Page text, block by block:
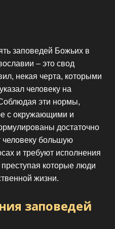
заповедей Божьих в
– это свод
некая черта, которыми
человеку на
эти нормы,
с окружающими и
достаточно
человеку большую
и требуют исполнения
которые люди
жизни.
заповедей